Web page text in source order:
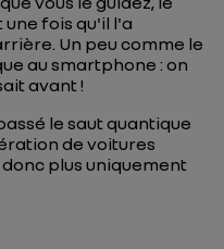
une fois qu'il l'a
Un peu comme le
au smartphone : on
avant !
le saut quantique
de voitures
plus uniquement